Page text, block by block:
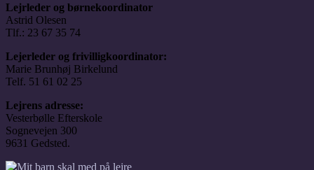
Lejrleder og børnekoordinator
Astrid Olesen
Tlf.: 23 67 35 74
Lejerleder og frivilligkoordinator:
Marie Brunhøj Birkelund
Telf. 51 61 02 25
Lejrens adresse:
Vesterbølle Efterskole
Sognevejen 300
9631 Gedsted.